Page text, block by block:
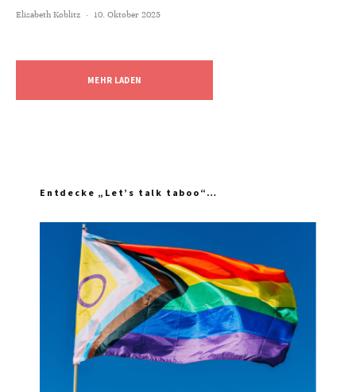
Elisabeth Koblitz · 10. Oktober 2025
MEHR LADEN
Entdecke „Let’s talk taboo“…